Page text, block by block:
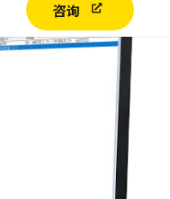
咨询